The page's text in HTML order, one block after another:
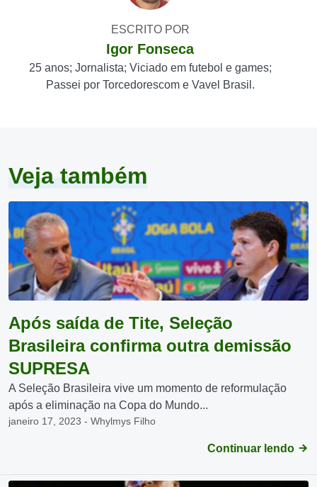
ESCRITO POR
Igor Fonseca
25 anos; Jornalista; Viciado em futebol e games;
Passei por Torcedorescom e Vavel Brasil.
Veja também
Após saída de Tite, Seleção
Brasileira confirma outra demissão
SUPRESA
A Seleção Brasileira vive um momento de reformulação
após a eliminação na Copa do Mundo...
janeiro 17, 2023 - Whylmys Filho
Continuar lendo